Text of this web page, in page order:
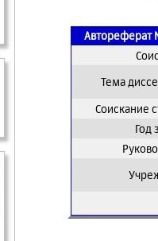
Автореферат
Тема
Соискание
Год